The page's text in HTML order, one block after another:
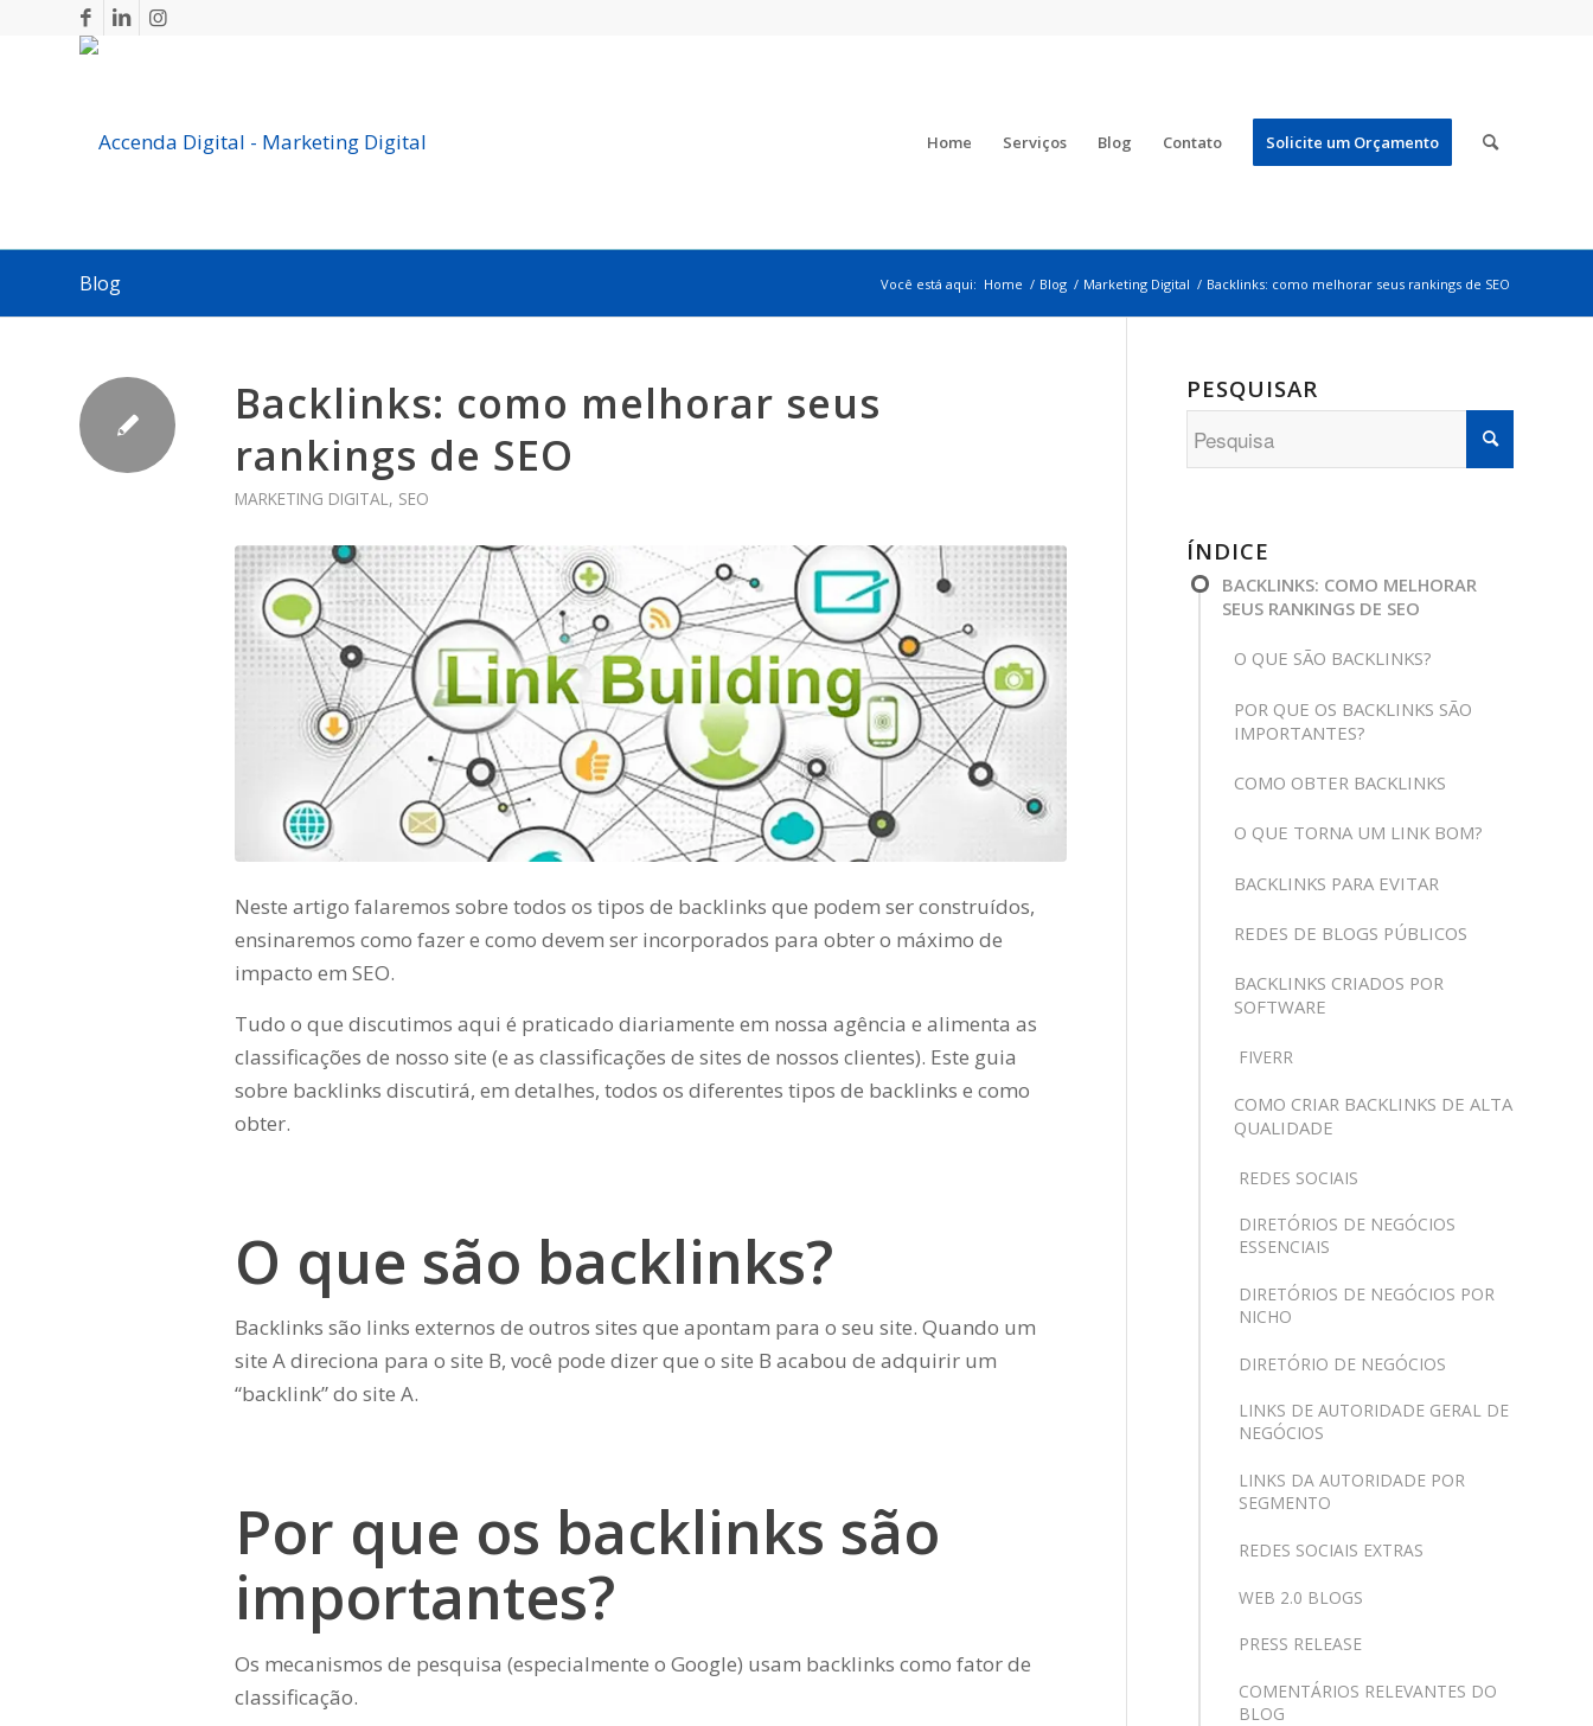
Home Serviços Blog Contato Solicite um Orçamento
Blog Você está aqui: Home / Blog / Marketing Digital / Backlinks: como melhorar seus rankings de SEO
Backlinks: como melhorar seus
rankings de SEO
MARKETING DIGITAL, SEO
Neste artigo falaremos sobre todos os tipos de backlinks que podem ser construídos,
ensinaremos como fazer e como devem ser incorporados para obter o máximo de
impacto em SEO.
Tudo o que discutimos aqui é praticado diariamente em nossa agência e alimenta as
classificações de nosso site (e as classificações de sites de nossos clientes). Este guia
sobre backlinks discutirá, em detalhes, todos os diferentes tipos de backlinks e como
obter.
O que são backlinks?
Backlinks são links externos de outros sites que apontam para o seu site. Quando um
site A direciona para o site B, você pode dizer que o site B acabou de adquirir um
“backlink” do site A.
Por que os backlinks são
importantes?
Os mecanismos de pesquisa (especialmente o Google) usam backlinks como fator de
classificação.
PESQUISAR
ÍNDICE
BACKLINKS: COMO MELHORAR
SEUS RANKINGS DE SEO
O QUE SÃO BACKLINKS?
POR QUE OS BACKLINKS SÃO
IMPORTANTES?
COMO OBTER BACKLINKS
O QUE TORNA UM LINK BOM?
BACKLINKS PARA EVITAR
REDES DE BLOGS PÚBLICOS
BACKLINKS CRIADOS POR
SOFTWARE
FIVERR
COMO CRIAR BACKLINKS DE ALTA
QUALIDADE
REDES SOCIAIS
DIRETÓRIOS DE NEGÓCIOS
ESSENCIAIS
DIRETÓRIOS DE NEGÓCIOS POR
NICHO
DIRETÓRIO DE NEGÓCIOS
LINKS DE AUTORIDADE GERAL DE
NEGÓCIOS
LINKS DA AUTORIDADE POR
SEGMENTO
REDES SOCIAIS EXTRAS
WEB 2.0 BLOGS
PRESS RELEASE
COMENTÁRIOS RELEVANTES DO
BLOG